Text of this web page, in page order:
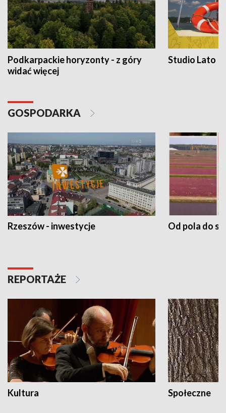
Podkarpackie horyzonty - z góry
widać więcej
Studio Lato
GOSPODARKA
Rzeszów - inwestycje Od pola do
REPORTAŻE
Kultura Społeczne